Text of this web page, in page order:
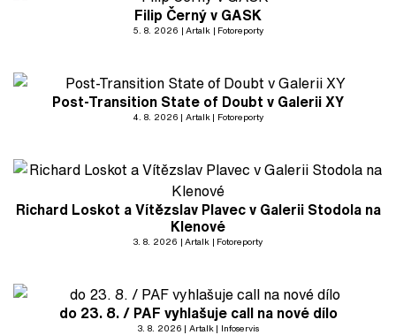
Filip Černý v GASK
5. 8. 2026 Artalk Fotoreporty
Post-Transition State of Doubt v Galerii XY
4. 8. 2026 Artalk Fotoreporty
Richard Loskot a Vítězslav Plavec v Galerii Stodola na
Klenové
3. 8. 2026 Artalk Fotoreporty
do 23. 8. / PAF vyhlašuje call na nové dílo
3. 8. 2026 Artalk Infoservis